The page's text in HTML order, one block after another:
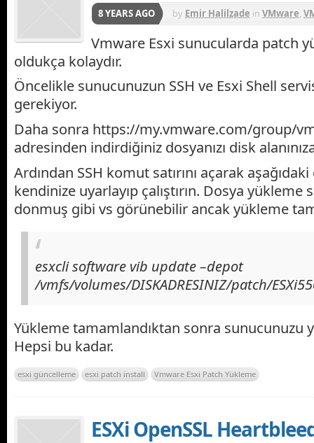
8 YEARS AGO by Emir Halilzade in VMware,
Vmware Esxi sunucularda patch
oldukça kolaydır.
Öncelikle sunucunuzun SSH ve Esxi Shell
gerekiyor.
Daha sonra https://my.vmware.com/group/
adresinden indirdiğiniz dosyanızı disk
Ardından SSH komut satırını açarak
kendinize uyarlayıp çalıştırın. Dosya yükleme
donmuş gibi vs görünebilir ancak yükleme
esxcli software vib update –depot
/vmfs/volumes/DISKADRESINIZ/patch/
Yükleme tamamlandıktan sonra sunucunuzu
Hepsi bu kadar.
esxi güncelleme esxi patch install Vmware Esxi Patch Yükleme
ESXi OpenSSL